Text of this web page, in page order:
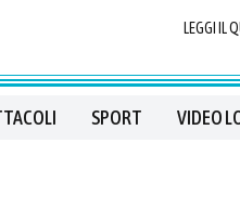
LEGGI IL
SPORT VIDEO